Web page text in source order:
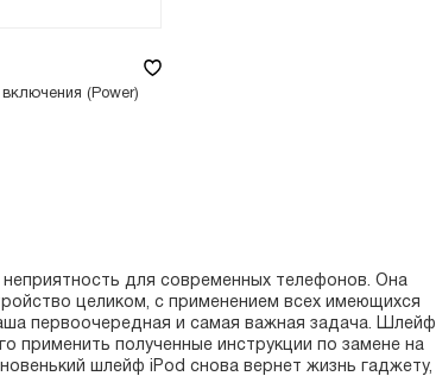
(Power)
для современных телефонов. Она
целиком, с применением всех имеющихся
первоочередная и самая важная задача. Шлейф
применить полученные инструкции по замене на
шлейф iPod снова вернет жизнь гаджету,